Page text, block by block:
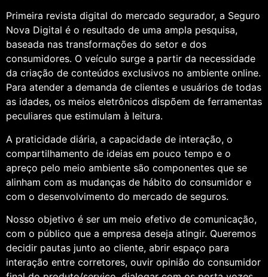
Primeira revista digital do mercado segurador, a Seguro
Nova Digital é o resultado de uma ampla pesquisa,
baseada nas transformações do setor e dos
consumidores. O veículo surge a partir da necessidade
da criação de conteúdos exclusivos no ambiente online.
Para atender a demanda de clientes e usuários de todas
as idades, os meios eletrônicos dispõem de ferramentas
peculiares que estimulam à leitura.
A praticidade diária, a capacidade de interação, o
compartilhamento de ideias em pouco tempo e o
apreço pelo meio ambiente são componentes que se
alinham com as mudanças de hábito do consumidor e
com o desenvolvimento do mercado de seguros.
Nosso objetivo é ser um meio efetivo de comunicação,
com o público que a empresa deseja atingir. Queremos
decidir pautas junto ao cliente, abrir espaço para
interação entre corretores, ouvir opinião do consumidor